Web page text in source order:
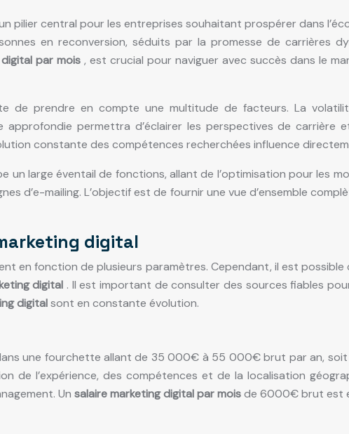
pilier central pour les entreprises souhaitant prospérer dans
en reconversion, séduits par la promesse de carrières
par mois , est crucial pour naviguer avec succès dans le
de prendre en compte une multitude de facteurs. La
permettra d’éclairer les perspectives de carrière
constante des compétences recherchées influence
un large éventail de fonctions, allant de l’optimisation pour les
d’e-mailing. L’objectif est de fournir une vue d’ensemble
digital
en fonction de plusieurs paramètres. Cependant, il est
digital . Il est important de consulter des sources fiables
digitalsont en constante évolution.
une fourchette allant de 35 000€ à 55 000€ brut par an,
de l’expérience, des compétences et de la localisation
Un salaire marketing digital par moisde 6000€ brut est